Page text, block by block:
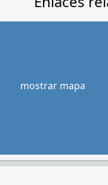
mostrar mapa